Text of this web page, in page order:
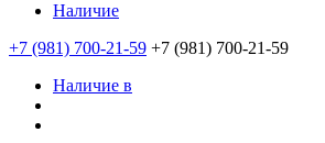
Наличие
+7 (981) 700-21-59 +7 (981) 700-21-59
Наличие в